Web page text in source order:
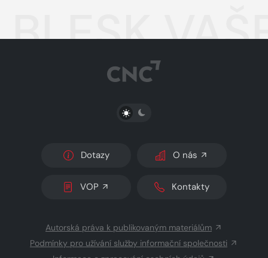
BLESK
PŘEPNOUT SVĚTLÝ/TMAVÝ REŽIM
Dotazy O nás
VOP Kontakty
Autorská práva k publikovaným materiálům
Podmínky pro užívání služby informační společnosti